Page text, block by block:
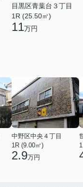
目黒区青葉台３丁目
1R (25.50㎡)
11万円
中野区中央４丁目
1R (9.00㎡)
2.9万円